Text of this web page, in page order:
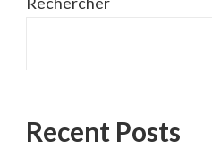
Recent Posts